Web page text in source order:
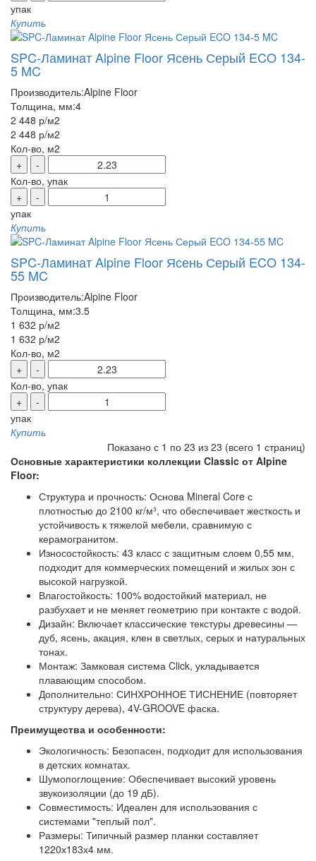
упак
Купить
SPC-Ламинат Alpine Floor Ясень Серый ECO 134-
5 MC
Производитель:Alpine Floor
Толщина, мм:4
2 448 р/м2
2 448 р/м2
Кол-во, м2
+
-
Кол-во, упак
+
-
упак
Купить
SPC-Ламинат Alpine Floor Ясень Серый ECO 134-
55 MC
Производитель:Alpine Floor
Толщина, мм:3.5
1 632 р/м2
1 632 р/м2
Кол-во, м2
+
-
Кол-во, упак
+
-
упак
Купить
Показано с 1 по 23 из 23 (всего 1 страниц)
Основные характеристики коллекции Classic от Alpine
Floor:
Структура и прочность: Основа Mineral Core с
плотностью до 2100 кг/м³, что обеспечивает жесткость и
устойчивость к тяжелой мебели, сравнимую с
керамогранитом.
Износостойкость: 43 класс с защитным слоем 0,55 мм,
подходит для коммерческих помещений и жилых зон с
высокой нагрузкой.
Влагостойкость: 100% водостойкий материал, не
разбухает и не меняет геометрию при контакте с водой.
Дизайн: Включает классические текстуры древесины —
дуб, ясень, акация, клен в светлых, серых и натуральных
тонах.
Монтаж: Замковая система Click, укладывается
плавающим способом.
Дополнительно: СИНХРОННОЕ ТИСНЕНИЕ (повторяет
структуру дерева), 4V-GROOVE фаска.
Преимущества и особенности:
Экологичность: Безопасен, подходит для использования
в детских комнатах.
Шумопоглощение: Обеспечивает высокий уровень
звукоизоляции (до 19 дБ).
Совместимость: Идеален для использования с
системами "теплый пол".
Размеры: Типичный размер планки составляет
1220х183х4 мм.